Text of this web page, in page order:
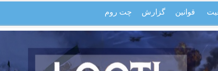
قوانین گزارش چت روم